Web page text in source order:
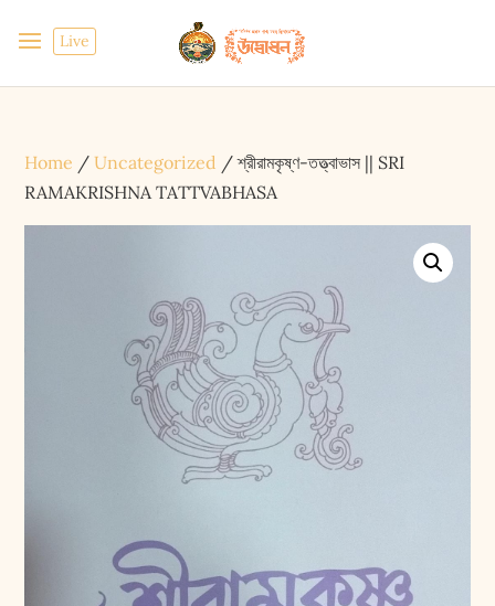
Live
Home /Uncategorized / শ্রীরামকৃষ্ণ-তত্ত্বাভাস || SRI
RAMAKRISHNA TATTVABHASA